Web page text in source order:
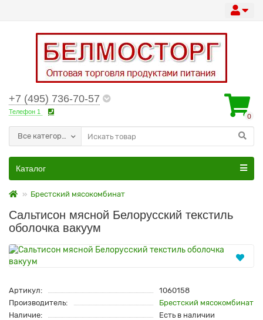
+7 (495) 736-70-57
Телефон 1
0
Все категории
Каталог
Брестский мясокомбинат
Сальтисон мясной Белорусский текстиль
оболочка вакуум
Артикул:
1060158
Производитель:
Брестский мясокомбинат
Наличие:
Есть в наличии